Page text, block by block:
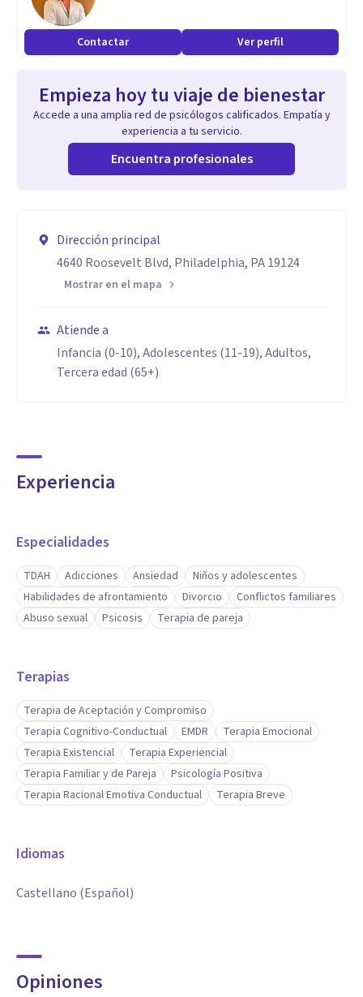
Contactar Ver perfil
Empieza hoy tu viaje de bienestar
Accede a una amplia red de psicólogos calificados. Empatía y
experiencia a tu servicio.
Encuentra profesionales
Dirección principal
4640 Roosevelt Blvd, Philadelphia, PA 19124
Mostrar en el mapa
Atiende a
Infancia (0-10), Adolescentes (11-19), Adultos,
Tercera edad (65+)
Experiencia
Especialidades
TDAH Adicciones Ansiedad
Niños y adolescentes
Habilidades de afrontamiento
Divorcio
Conflictos familiares
Abuso sexual
Psicosis Terapia de pareja
Terapias
Terapia de Aceptación y Compromiso
Terapia Cognitivo-Conductual
EMDR
Terapia Emocional
Terapia Existencial
Terapia Experiencial
Terapia Familiar y de Pareja
Psicología Positiva
Terapia Racional Emotiva Conductual
Terapia Breve
Idiomas
Castellano (Español)
Opiniones